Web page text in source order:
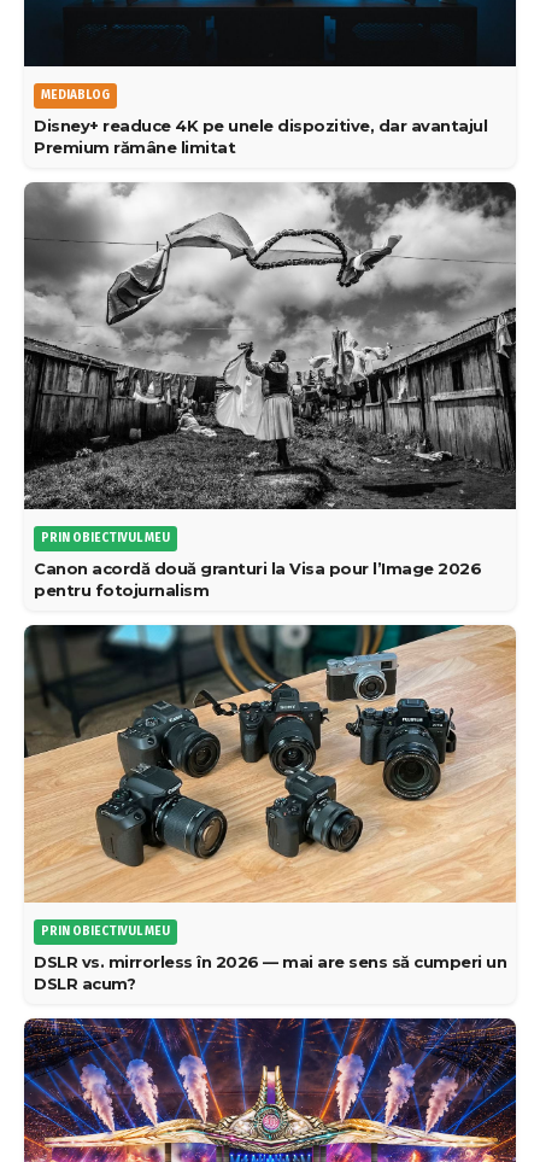
MEDIABLOG
Disney+ readuce 4K pe unele dispozitive, dar avantajul
Premium rămâne limitat
PRIN OBIECTIVUL MEU
Canon acordă două granturi la Visa pour l’Image 2026
pentru fotojurnalism
PRIN OBIECTIVUL MEU
DSLR vs. mirrorless în 2026 — mai are sens să cumperi un
DSLR acum?